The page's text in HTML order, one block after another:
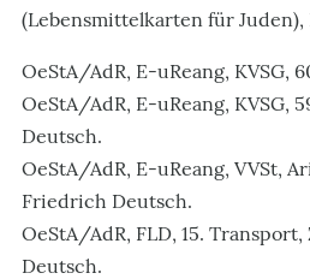
(Lebensmittelkarten für Juden),
OeStA/AdR, E-uReang, KVSG,
OeStA/AdR, E-uReang, KVSG,
Deutsch.
OeStA/AdR, E-uReang, VVSt,
Friedrich Deutsch.
OeStA/AdR, FLD, 15. Transport,
Deutsch.